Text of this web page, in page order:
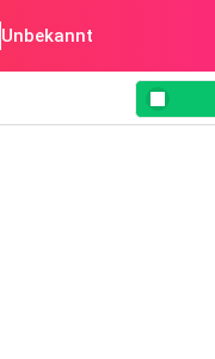
Unbekannt